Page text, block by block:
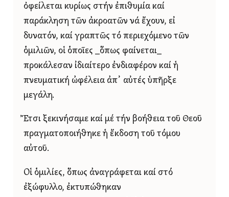
ὀφείλεται κυρίως στήν ἐπιθυμία καί
παράκληση τῶν ἀκροατῶν νά ἔχουν, εἰ
δυνατόν, καί γραπτῶς τό περιεχόμενο τῶν
ὁμιλιῶν, οἱ ὁποῖες _ὅπως φαίνεται_
προκάλεσαν ἰδιαίτερο ἐνδιαφέρον καί ἡ
πνευματική ὠφέλεια ἀπ᾿ αὐτές ὑπῆρξε
μεγάλη.
Ἔτσι ξεκινήσαμε καί μέ τήν βοήθεια τοῦ Θεοῦ
πραγματοποιήθηκε ἡ ἔκδοση τοῦ τόμου
αὐτοῦ.
Οἱ ὁμιλίες, ὅπως ἀναγράφεται καί στό
ἐξώφυλλο, ἐκτυπώθηκαν